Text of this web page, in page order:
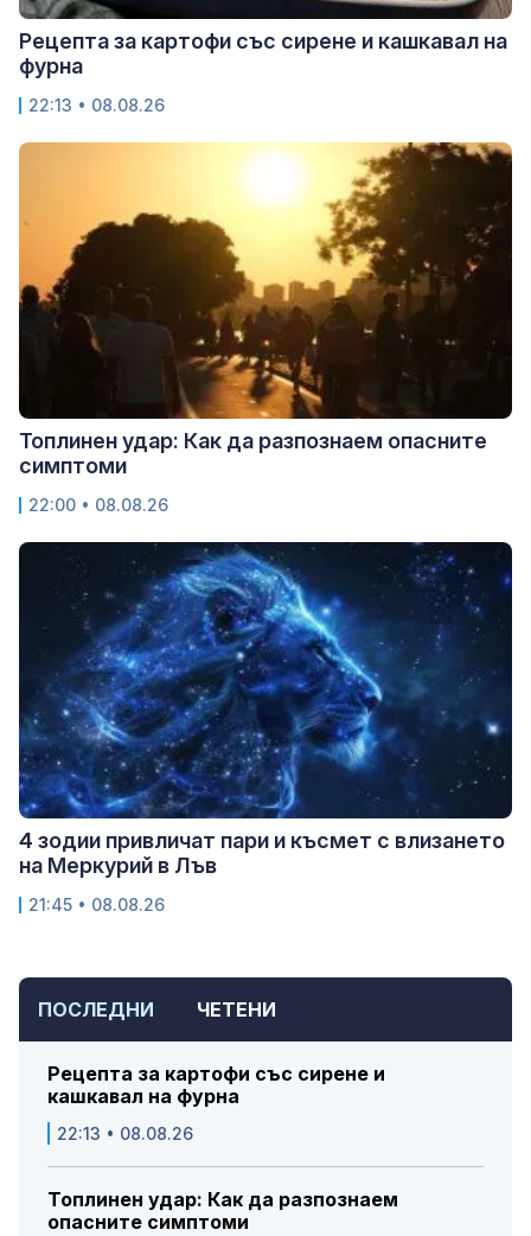
ПОСЛЕДНИ ЧЕТЕНИ
Рецепта за картофи със сирене и
кашкавал на фурна
22:13 • 08.08.26
Топлинен удар: Как да разпознаем
опасните симптоми
Рецепта за картофи със сирене и кашкавал на
фурна
22:13 • 08.08.26
Топлинен удар: Как да разпознаем опасните
симптоми
22:00 • 08.08.26
4 зодии привличат пари и късмет с влизането
на Меркурий в Лъв
21:45 • 08.08.26